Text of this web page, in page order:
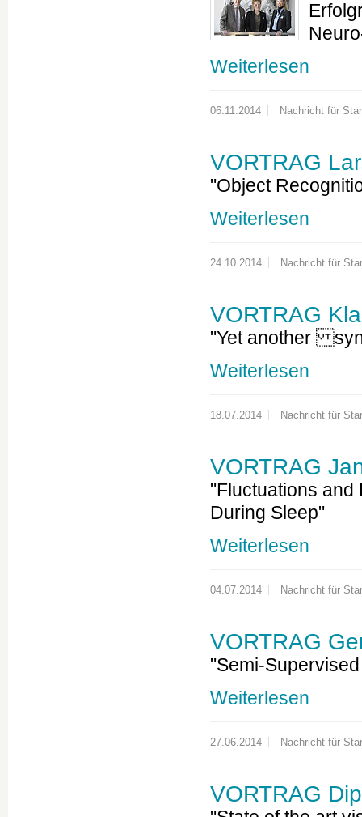
Weiterlesen
06.11.2014 Nachricht für
VORTRAG
"Object
Weiterlesen
24.10.2014 Nachricht für
VORTRAG
"Yet another
Weiterlesen
18.07.2014 Nachricht für
VORTRAG
"Fluctuations and
During Sleep"
Weiterlesen
04.07.2014 Nachricht für
VORTRAG
"Semi-
Weiterlesen
27.06.2014 Nachricht für
VORTRAG